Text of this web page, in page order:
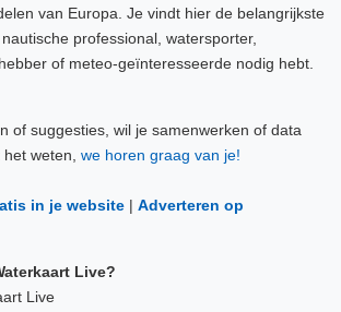
van Europa. Je vindt hier de belangrijkste
professional, watersporter,
of meteo-geïnteresseerde nodig hebt.
of suggesties, wil je samenwerken of data
weten, we horen graag van je!
in je website | Adverteren op
Live?
Live